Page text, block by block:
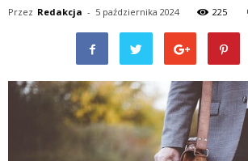
Przez Redakcja - 5 października 2024 225